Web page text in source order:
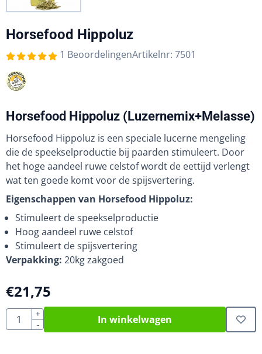
Horsefood Hippoluz
1 BeoordelingenArtikelnr: 7501
Horsefood Hippoluz (Luzernemix+Melasse)
Horsefood Hippoluz is een speciale lucerne mengeling
die de speekselproductie bij paarden stimuleert. Door
het hoge aandeel ruwe celstof wordt de eettijd verlengt
wat ten goede komt voor de spijsvertering.
Eigenschappen van Horsefood Hippoluz:
Stimuleert de speekselproductie
Hoog aandeel ruwe celstof
Stimuleert de spijsvertering
Verpakking: 20kg zakgoed
€21,75
Aantal
+
-
In winkelwagen